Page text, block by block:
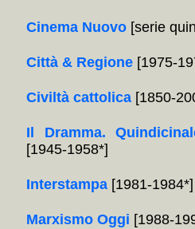
Cinema Nuovo [serie
Città & Regione [1975-
Civiltà cattolica [1850-
Il Dramma.
[1945-1958*]
Interstampa [1981-1984*]
Marxismo Oggi [1988-